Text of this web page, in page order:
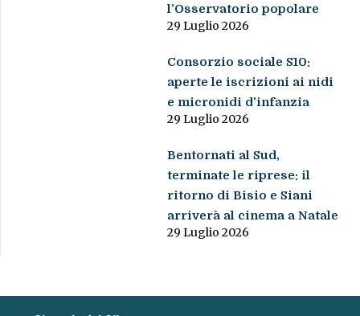
l’Osservatorio popolare
29 Luglio 2026
Consorzio sociale S10:
aperte le iscrizioni ai nidi
e micronidi d’infanzia
29 Luglio 2026
Bentornati al Sud,
terminate le riprese: il
ritorno di Bisio e Siani
arriverà al cinema a Natale
29 Luglio 2026